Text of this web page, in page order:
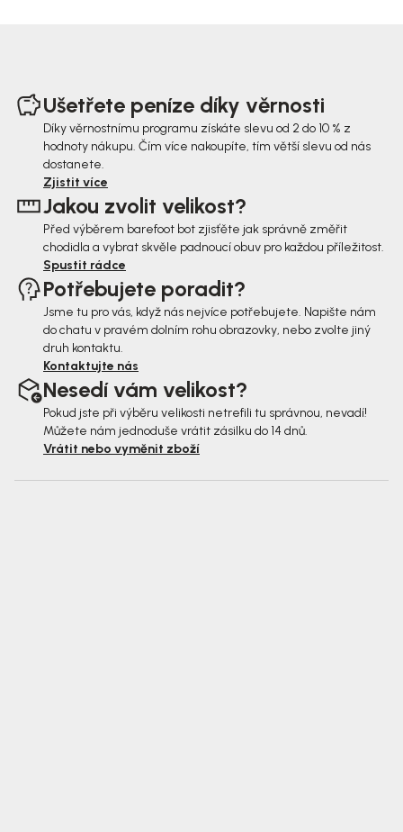
Ušetřete peníze díky věrnosti
Díky věrnostnímu programu získáte slevu od 2 do 10 % z
hodnoty nákupu. Čím více nakoupíte, tím větší slevu od nás
dostanete.
Zjistit více
Jakou zvolit velikost?
Před výběrem barefoot bot zjisťěte jak správně změřit
chodidla a vybrat skvěle padnoucí obuv pro každou příležitost.
Spustit rádce
Potřebujete poradit?
Jsme tu pro vás, když nás nejvíce potřebujete. Napište nám
do chatu v pravém dolním rohu obrazovky, nebo zvolte jiný
druh kontaktu.
Kontaktujte nás
Nesedí vám velikost?
Pokud jste při výběru velikosti netrefili tu správnou, nevadí!
Můžete nám jednoduše vrátit zásilku do 14 dnů.
Vrátit nebo vyměnit zboží